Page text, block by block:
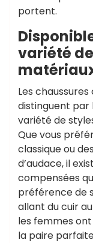
portent.
variété
Les
distinguent par
variété de
Que vous
classique ou
d’audace, il
compensées
préférence de
allant du cuir
les femmes
la paire